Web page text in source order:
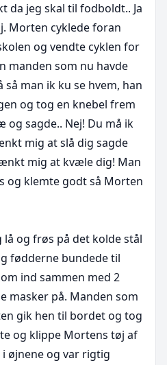
da jeg skal til fodboldt.. Ja
Morten cyklede foran
og vendte cyklen for
manden som nu havde
man ik ku se hvem, han
og tog en knebel frem
sagde.. Nej! Du må ik
mig at slå dig sagde
mig at kvæle dig! Man
og klemte godt så Morten
og frøs på det kolde stål
fødderne bundede til
ind sammen med 2
masker på. Manden som
gik hen til bordet og tog
og klippe Mortens tøj af
øjnene og var rigtig